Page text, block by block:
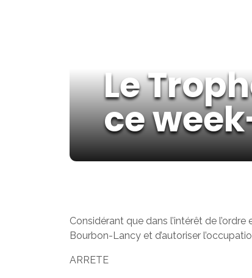
Le
ce
Considérant que dans l’intérêt de
Bourbon-Lancy et d’autoriser
ARRETE